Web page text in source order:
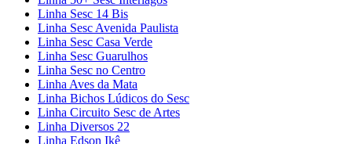
Linha Sesc 14 Bis
Linha Sesc Avenida Paulista
Linha Sesc Casa Verde
Linha Sesc Guarulhos
Linha Sesc no Centro
Linha Aves da Mata
Linha Bichos Lúdicos do Sesc
Linha Circuito Sesc de Artes
Linha Diversos 22
Linha Edson Ikê